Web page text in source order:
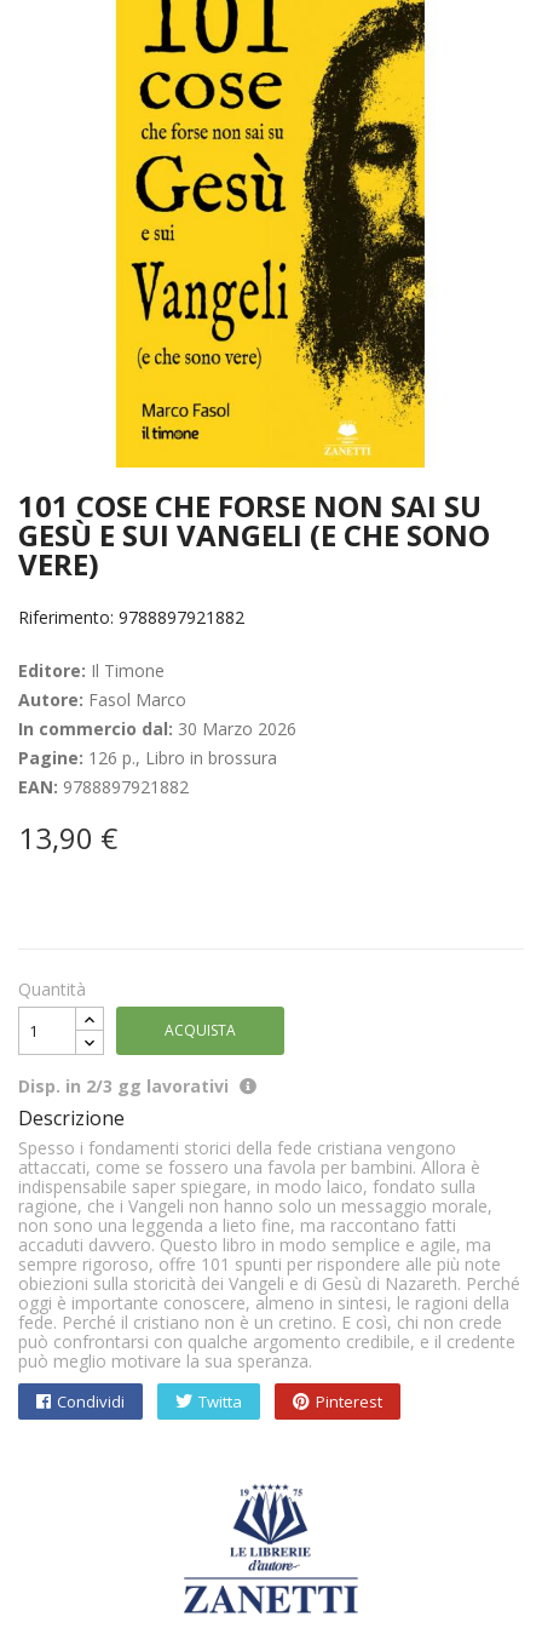
101 COSE CHE FORSE NON SAI SU
GESÙ E SUI VANGELI (E CHE SONO
VERE)
Riferimento: 9788897921882
Editore: Il Timone
Autore: Fasol Marco
In commercio dal: 30 Marzo 2026
Pagine: 126 p., Libro in brossura
EAN: 9788897921882
13,90 €
Quantità
ACQUISTA
Disp. in 2/3 gg lavorativi
Descrizione
Spesso i fondamenti storici della fede cristiana vengono
attaccati, come se fossero una favola per bambini. Allora è
indispensabile saper spiegare, in modo laico, fondato sulla
ragione, che i Vangeli non hanno solo un messaggio morale,
non sono una leggenda a lieto fine, ma raccontano fatti
accaduti davvero. Questo libro in modo semplice e agile, ma
sempre rigoroso, offre 101 spunti per rispondere alle più note
obiezioni sulla storicità dei Vangeli e di Gesù di Nazareth. Perché
oggi è importante conoscere, almeno in sintesi, le ragioni della
fede. Perché il cristiano non è un cretino. E così, chi non crede
può confrontarsi con qualche argomento credibile, e il credente
può meglio motivare la sua speranza.
Condividi Twitta Pinterest